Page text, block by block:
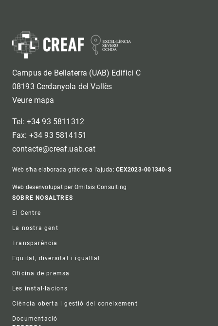
Campus de Bellaterra (UAB) Edifici C
08193 Cerdanyola del Vallès
Veure mapa
Tel: +34 93 5811312
Fax: +34 93 5814151
contacte@creaf.uab.cat
Web s'ha elaborada gràcies a l'ajuda:CEX2023-001340-S
Web desenvolupat per Omitsis Consulting
Footer
SOBRE NOSALTRES
El Centre
La nostra gent
Transparència
Equitat, diversitat i igualtat
Oficina de premsa
Les instal·lacions
Ciència oberta i gestió del coneixement
Documentació